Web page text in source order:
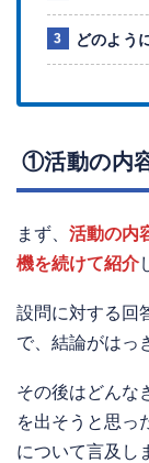
どのよう
①活動の内
まず、 活動の内
機を続けて紹介
設問に対する回
で、結論がはっ
その後はどんな
を出そうと思っ
について言及し